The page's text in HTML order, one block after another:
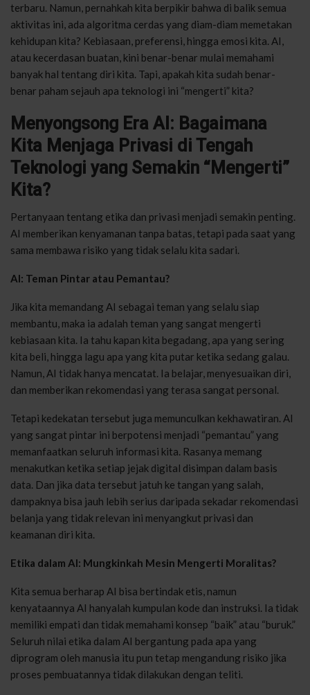
terbaru. Namun, pernahkah kita berpikir bahwa di balik semua
aktivitas ini, ada algoritma cerdas yang diam-diam memetakan
kehidupan kita? Kebiasaan, preferensi, hingga emosi kita. AI,
atau kecerdasan buatan, kini benar-benar mulai memahami
banyak hal tentang diri kita. Tapi, apakah kita sudah benar-
benar paham sejauh apa teknologi ini “mengerti” kita?
Menyongsong Era AI: Bagaimana
Kita Menjaga Privasi di Tengah
Teknologi yang Semakin “Mengerti”
Kita?
Pertanyaan tentang etika dan privasi menjadi semakin penting.
AI memberikan kenyamanan tanpa batas, tetapi pada saat yang
sama membawa risiko yang tidak selalu kita sadari.
AI: Teman Pintar atau Pemantau?
Jika kita memandang AI sebagai teman yang selalu siap
membantu, maka ia adalah teman yang sangat mengerti
kebiasaan kita. Ia tahu kapan kita begadang, apa yang sering
kita beli, hingga lagu apa yang kita putar ketika sedang galau.
Namun, AI tidak hanya mencatat. Ia belajar, menyesuaikan diri,
dan memberikan rekomendasi yang terasa sangat personal.
Tetapi kedekatan tersebut juga memunculkan kekhawatiran. AI
yang sangat pintar ini berpotensi menjadi “pemantau” yang
memanfaatkan seluruh informasi kita. Rasanya memang
menakutkan ketika setiap jejak digital disimpan dalam basis
data. Dan jika data tersebut jatuh ke tangan yang salah,
dampaknya bisa jauh lebih serius daripada sekadar rekomendasi
belanja yang tidak relevan ini menyangkut privasi dan
keamanan diri kita.
Etika dalam AI: Mungkinkah Mesin Mengerti Moralitas?
Kita semua berharap AI bisa bertindak etis, namun
kenyataannya AI hanyalah kumpulan kode dan instruksi. Ia tidak
memiliki empati dan tidak memahami konsep “baik” atau “buruk.”
Seluruh nilai etika dalam AI bergantung pada apa yang
diprogram oleh manusia itu pun tetap mengandung risiko jika
proses pembuatannya tidak dilakukan dengan teliti.